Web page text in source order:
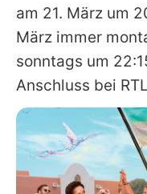
am 21. März um
März immer
sonntags um
Anschluss bei